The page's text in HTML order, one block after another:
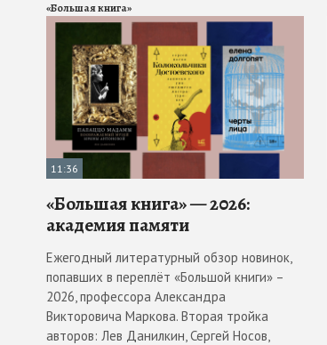
«Большая книга»
11:36
«Большая книга» — 2026:
академия памяти
Ежегодный литературный обзор новинок,
попавших в переплёт «Большой книги» –
2026, профессора Александра
Викторовича Маркова. Вторая тройка
авторов: Лев Данилкин, Сергей Носов,